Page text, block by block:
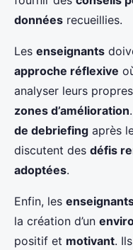
données recueillies.
Les enseignants
approche réflexive
analyser leurs propres
zones d’amélioration
de debriefing après
discutent des défis
adoptées.
Enfin, les
la création d’un
positif et motivant.